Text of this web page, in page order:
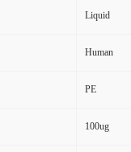
Liquid
Human
PE
100ug